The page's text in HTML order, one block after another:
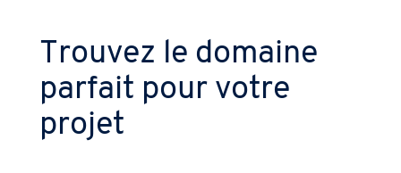
Trouvez le domaine
parfait pour votre
projet